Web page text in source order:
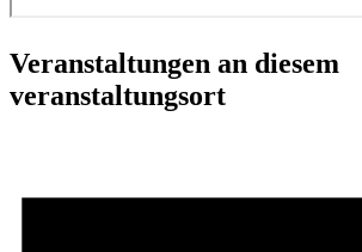
Veranstaltungen an diesem
veranstaltungsort